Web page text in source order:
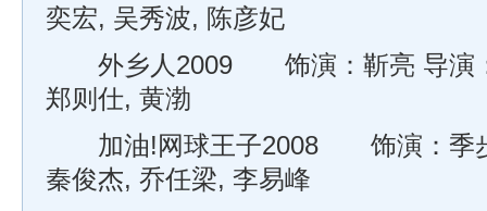
奕宏, 吴秀波, 陈彦妃
外乡人2009 饰演：靳亮 导演：
郑则仕, 黄渤
加油!网球王子2008 饰演：季步
秦俊杰, 乔任梁, 李易峰